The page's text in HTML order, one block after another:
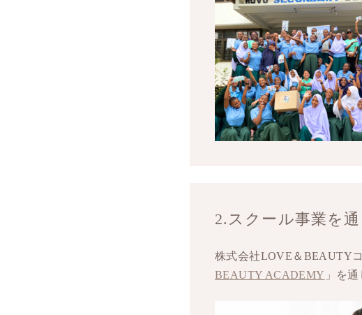
2.スクール事業を
株式会社LOVE＆BEAUTY
BEAUTY ACADEMY 」を